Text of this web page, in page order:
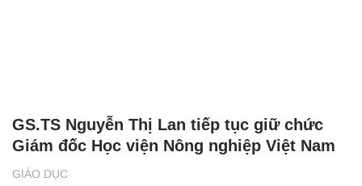
GIÁO DỤC
GS.TS Nguyễn Thị Lan tiếp tục giữ chức
Giám đốc Học viện Nông nghiệp Việt Nam